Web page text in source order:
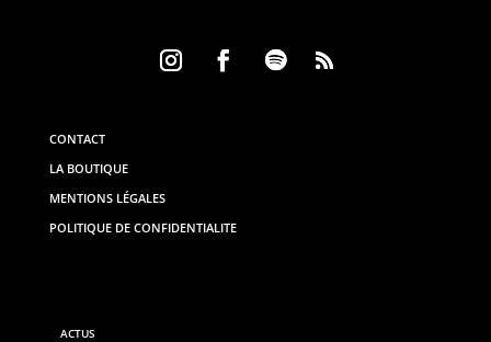
CONTACT
LA BOUTIQUE
MENTIONS LÉGALES
POLITIQUE DE CONFIDENTIALITE
ACTUS